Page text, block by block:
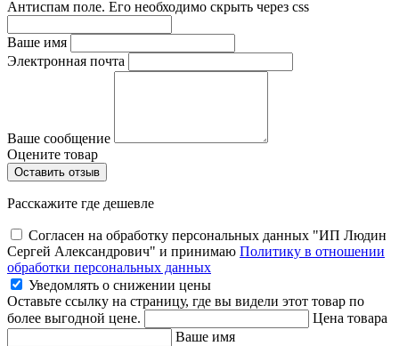
Антиспам поле. Его необходимо скрыть через css
Ваше имя
Электронная почта
Ваше сообщение
Оцените товар
Расскажите где дешевле
Согласен на обработку персональных данных "ИП Людин
Сергей Александрович" и принимаю Политику в отношении
обработки персональных данных
Уведомлять о снижении цены
Оставьте ссылку на страницу, где вы видели этот товар по
более выгодной цене.
Цена товара
Ваше имя